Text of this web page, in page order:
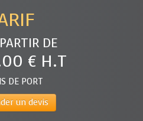
DE
€ H.T
DE PORT
un devis